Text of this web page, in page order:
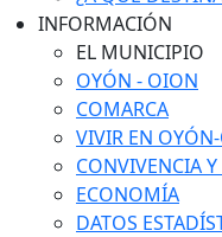
INFORMACIÓN
EL MUNICIPIO
OYÓN - OION
COMARCA
VIVIR EN
CONVIVENCIA
ECONOMÍA
DATOS